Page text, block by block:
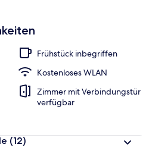
Frühstück inbegriffen
Kostenloses WLAN
Zimmer mit Verbindungstür
verfügbar
(12)